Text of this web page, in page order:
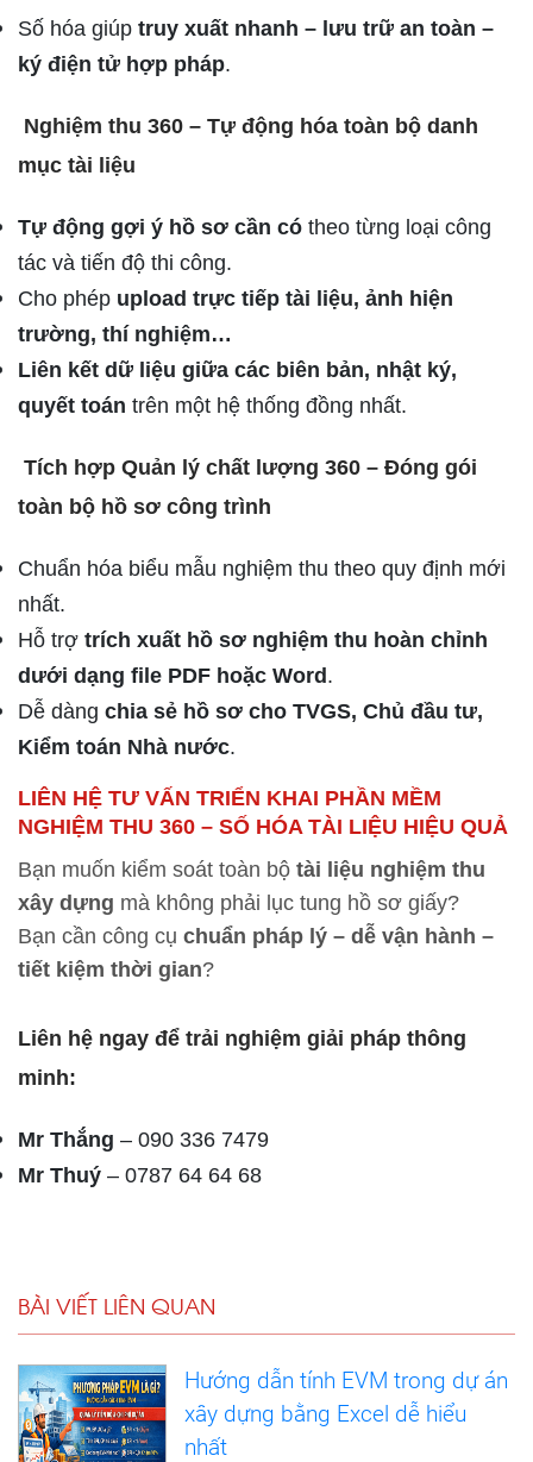
Số hóa giúp truy xuất nhanh – lưu trữ an toàn –
ký điện tử hợp pháp.
Nghiệm thu 360 – Tự động hóa toàn bộ danh
mục tài liệu
Tự động gợi ý hồ sơ cần có theo từng loại công
tác và tiến độ thi công.
Cho phép upload trực tiếp tài liệu, ảnh hiện
trường, thí nghiệm…
Liên kết dữ liệu giữa các biên bản, nhật ký,
quyết toán trên một hệ thống đồng nhất.
Tích hợp Quản lý chất lượng 360 – Đóng gói
toàn bộ hồ sơ công trình
Chuẩn hóa biểu mẫu nghiệm thu theo quy định mới
nhất.
Hỗ trợ trích xuất hồ sơ nghiệm thu hoàn chỉnh
dưới dạng file PDF hoặc Word.
Dễ dàng chia sẻ hồ sơ cho TVGS, Chủ đầu tư,
Kiểm toán Nhà nước.
LIÊN HỆ TƯ VẤN TRIỂN KHAI PHẦN MỀM
NGHIỆM THU 360 – SỐ HÓA TÀI LIỆU HIỆU QUẢ
Bạn muốn kiểm soát toàn bộ tài liệu nghiệm thu
xây dựng mà không phải lục tung hồ sơ giấy?
Bạn cần công cụ chuẩn pháp lý – dễ vận hành –
tiết kiệm thời gian?
Liên hệ ngay để trải nghiệm giải pháp thông
minh:
Mr Thắng – 090 336 7479
Mr Thuý – 0787 64 64 68
BÀI VIẾT LIÊN QUAN
Hướng dẫn tính EVM trong dự án
xây dựng bằng Excel dễ hiểu
nhất